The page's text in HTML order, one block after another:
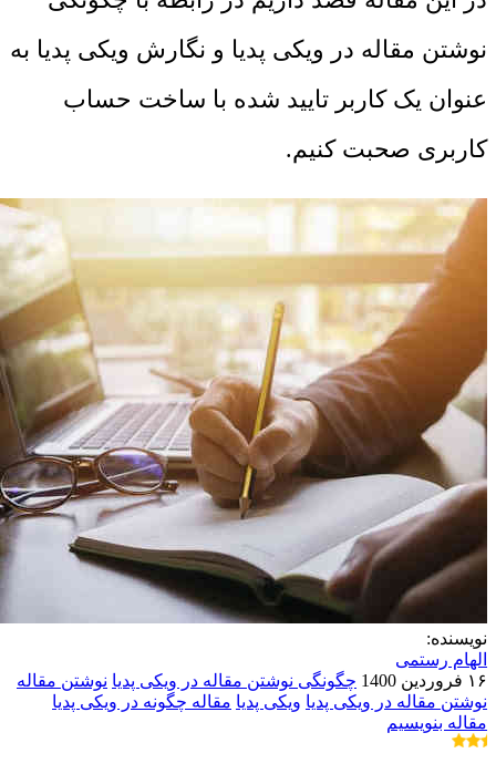
نوشتن مقاله در ویکی پدیا و نگارش ویکی پدیا به
عنوان یک کاربر تایید شده با ساخت حساب
کاربری صحبت کنیم.
نویسنده:
الهام رستمی
۱۶ فروردین 1400
چگونگی نوشتن مقاله در ویکی پدیا نوشتن مقاله
نوشتن مقاله در ویکی پدیا ویکی پدیا مقاله چگونه در ویکی پدیا
مقاله بنویسیم